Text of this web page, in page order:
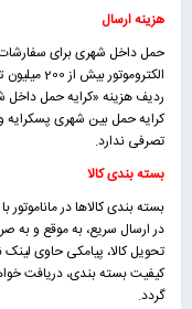
هزینه ارسال
ردیف هزینه «كرايه حمل
کرایه حمل بین شهری پسکرایه
تصرفی ندارد.
بسته بندی کالا
بسته بندی کالاها در
در ارسال سریع، به موقع و
تحویل کالا، پیامکی حاوی
کیفیت بسته بندی، دریافت
گردد.